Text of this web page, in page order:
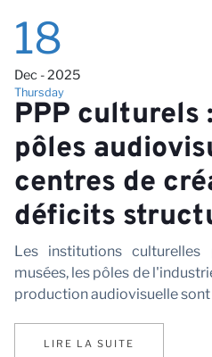
18
Dec - 2025
Thursday
PPP culturels
pôles
centres de
déficits
Les institutions
musées, les pôles de
production audiovisuelle sont
LIRE LA SUITE